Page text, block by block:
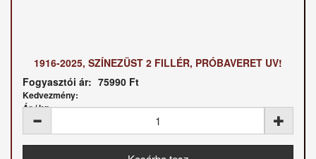
1916-2025, SZÍNEZÜST 2 FILLÉR, PRÓBAVERET UV!
Fogyasztói ár: 75990 Ft
Kedvezmény:
Ár / kg: